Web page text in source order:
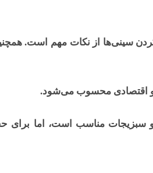
سینی‌ها از نکات مهم است.
سبزیجات مناسب است، اما